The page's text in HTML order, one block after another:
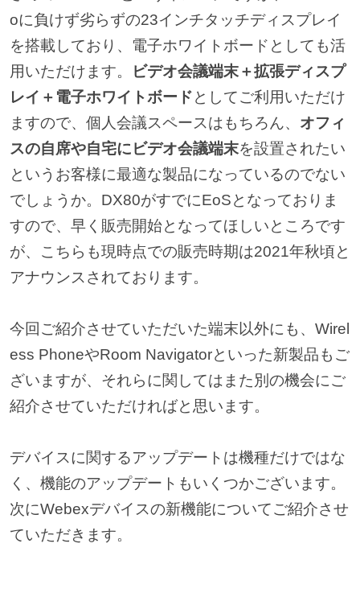
oに負けず劣らずの23インチタッチディスプレイ
を搭載しており、電子ホワイトボードとしても活
用いただけます。
ビデオ会議端末＋拡張ディスプ
レイ＋電子ホワイトボードとしてご利用いただけ
ますので、個人会議スペースはもちろん、 オフィ
スの自席や自宅にビデオ会議端末を設置されたい
というお客様に最適な製品になっているのでない
でしょうか。DX80がすでにEoSとなっておりま
すので、早く販売開始となってほしいところです
が、こちらも現時点での販売時期は2021年秋頃と
アナウンスされております。
今回ご紹介させていただいた端末以外にも、Wirel
ess PhoneやRoom Navigatorといった新製品もご
ざいますが、それらに関してはまた別の機会にご
紹介させていただければと思います。
デバイスに関するアップデートは機種だけではな
く、機能のアップデートもいくつかございます。
次にWebexデバイスの新機能についてご紹介させ
ていただきます。